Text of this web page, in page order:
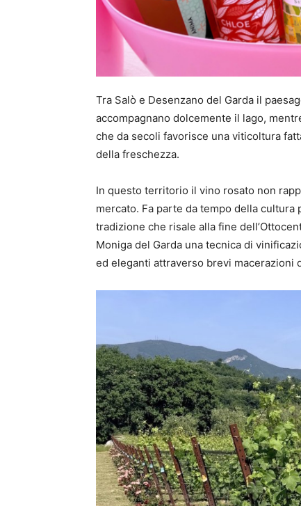
Tra Salò e Desenzano del Garda il
accompagnano dolcemente il lago,
che da secoli favorisce una viticoltura
della freschezza.
In questo territorio il vino rosato non
mercato. Fa parte da tempo della
tradizione che risale alla fine
Moniga del Garda una tecnica di
ed eleganti attraverso brevi macerazioni